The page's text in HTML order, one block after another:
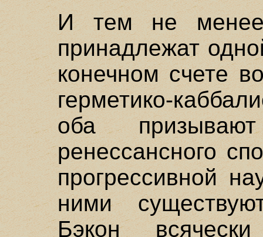
И тем не
принадлежат
конечном счете
герметико-
оба
ренессансного
прогрессивной
ними
Бэкон